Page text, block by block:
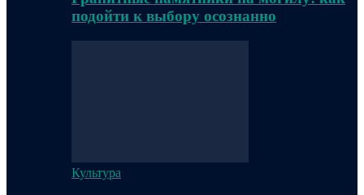
подойти к выбору осознанно
Культура